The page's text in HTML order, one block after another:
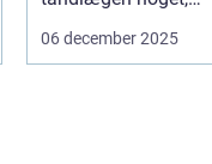
de fleste af o...
06 december 2025